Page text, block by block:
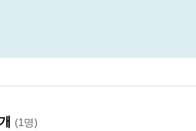
(1명)